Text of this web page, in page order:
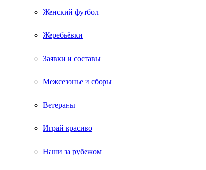
Женский футбол
Жеребьёвки
Заявки и составы
Межсезонье и сборы
Ветераны
Играй красиво
Наши за рубежом